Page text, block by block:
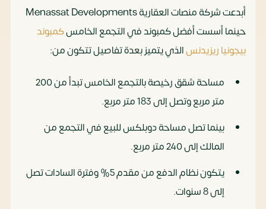
أبدعت شركة منصات العقارية Menassat Developments
حينما أسست أفضل كمبوند في التجمع الخامسكمبوند
بيجونيا ريزيدنسالذي يتميز بعدة تفاصيل تتكون من:
مساحة شقق رخيصة بالتجمع الخامس تبدأ من 200
متر مربع وتصل إلى 183 متر مربع.
بينما تصل مساحة دوبلكس للبيع في التجمع من
المالك إلى 240 متر مربع.
يتكون نظام الدفع من مقدم 5% وفترة السادات تصل
إلى 8 سنوات.